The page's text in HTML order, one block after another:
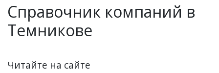
Справочник компаний в
Темникове
Читайте на сайте